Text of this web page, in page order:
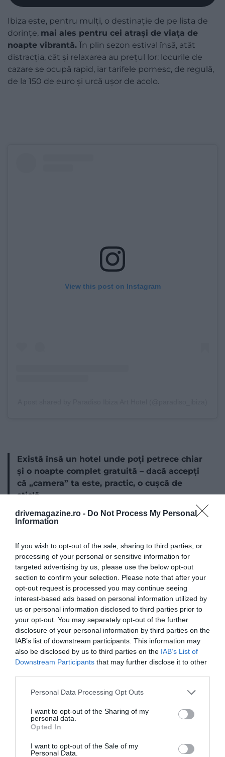
drivemagazine.ro - Do Not Process My Personal
Information
If you wish to opt-out of the sale, sharing to third parties, or
processing of your personal or sensitive information for
targeted advertising by us, please use the below opt-out
section to confirm your selection. Please note that after your
opt-out request is processed you may continue seeing
interest-based ads based on personal information utilized by
us or personal information disclosed to third parties prior to
your opt-out. You may separately opt-out of the further
disclosure of your personal information by third parties on the
IAB’s list of downstream participants. This information may
also be disclosed by us to third parties on the IAB’s List of
Downstream Participants that may further disclose it to other
Please note that this website/app uses one or more Google
not limited to your visit or usage behaviour. You may click to
grant or deny consent to Google and its third-party tags to
use your data for below specified purposes in below Google
consent section.
Personal Data Processing Opt Outs
I want to opt-out of the Sharing of my
personal data.
Opted In
I want to opt-out of the Sale of my
Personal Data.
Ibiza este, pentru mulți, o destinație de pe lista de
dorințe, mai ales pentru cei atrași de viața de
noapte vibrantă. În plin sezon estival însă, atât
distracția, cât și relaxarea au prețul lor: locurile de
cazare se ocupă rapid, iar tarifele pornesc, de regulă,
de la 150 de euro și urcă ușor de acolo.
View this post on Instagram
Există însă un hotel unde poți petrece chiar
și o noapte complet gratuită – dacă accepți
că „camera” ta este, practic, o cușcă de
sticlă.